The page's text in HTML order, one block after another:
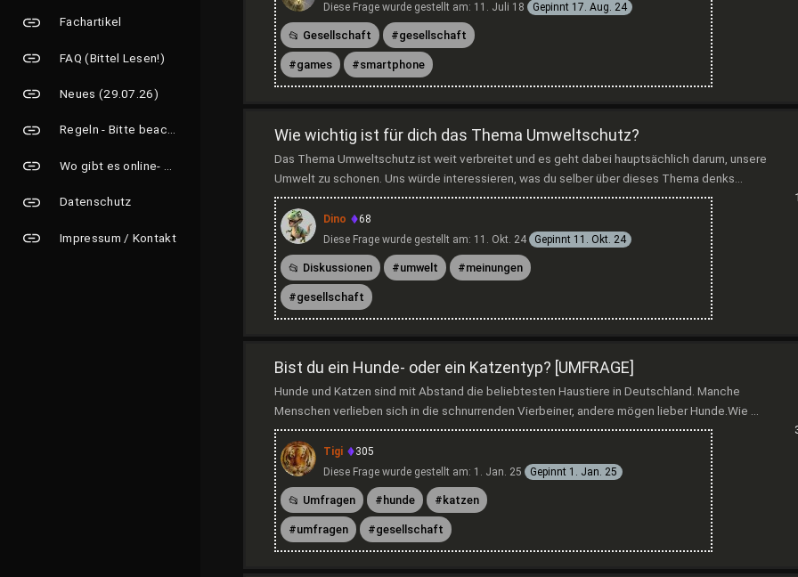
Fachartikel
FAQ (Bittel Lesen!)
Neues (29.07.26)
Regeln - Bitte beachten!
Wo gibt es online- Grusskarten?
Datenschutz
Impressum / Kontakt
Diese Frage wurde gestellt am: 11. Juli 18 Gepinnt 17. Aug. 24
Gesellschaft gesellschaft
games smartphone
Wie wichtig ist für dich das Thema Umweltschutz?
Das Thema Umweltschutz ist weit verbreitet und es geht dabei hauptsächlich darum, unsere
Umwelt zu schonen. Uns würde interessieren, was du selber über dieses Thema denks...
Dino
68
Diese Frage wurde gestellt am: 11. Okt. 24 Gepinnt 11. Okt. 24
Diskussionen umwelt meinungen
gesellschaft
Bist du ein Hunde- oder ein Katzentyp? [UMFRAGE]
Hunde und Katzen sind mit Abstand die beliebtesten Haustiere in Deutschland. Manche
Menschen verlieben sich in die schnurrenden Vierbeiner, andere mögen lieber Hunde.Wie ...
Tigi
305
Diese Frage wurde gestellt am: 1. Jan. 25 Gepinnt 1. Jan. 25
Umfragen hunde katzen
umfragen gesellschaft